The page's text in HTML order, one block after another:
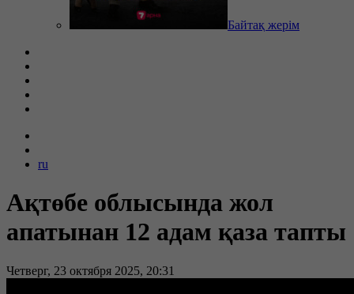
Байтақ жерім
ru
Ақтөбе облысында жол
апатынан 12 адам қаза тапты
Четверг, 23 октября 2025, 20:31